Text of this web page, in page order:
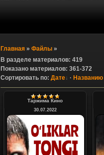
Главная » Файлы »
В разделе материалов: 419
Показано материалов: 361-372
Сортировать по: Дате · Названию
Таржима Кино
30.07.2022